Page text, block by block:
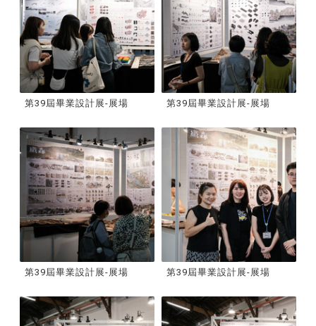
第39屆畢業設計展-展場 第39屆畢業設計展-展場
第39屆畢業設計展-展場 第39屆畢業設計展-展場